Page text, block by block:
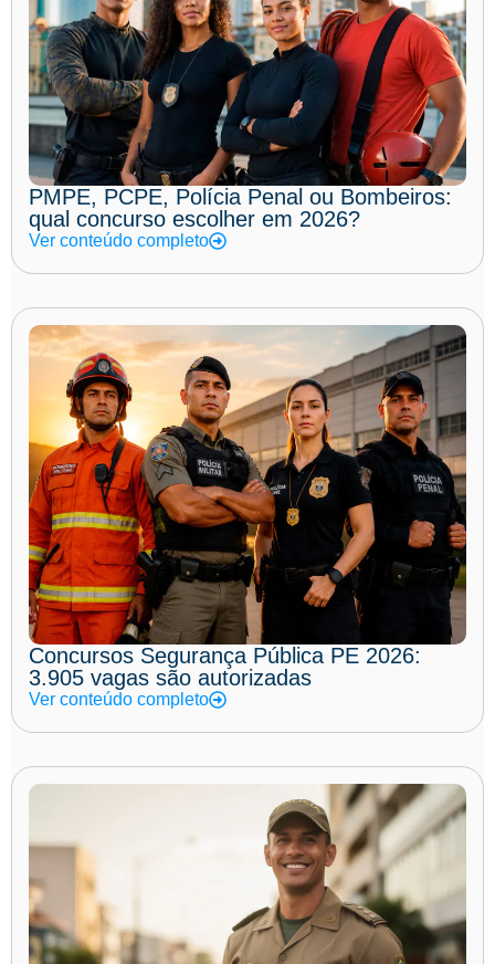
PMPE, PCPE, Polícia Penal ou Bombeiros:
qual concurso escolher em 2026?
Ver conteúdo completo
Concursos Segurança Pública PE 2026:
3.905 vagas são autorizadas
Ver conteúdo completo